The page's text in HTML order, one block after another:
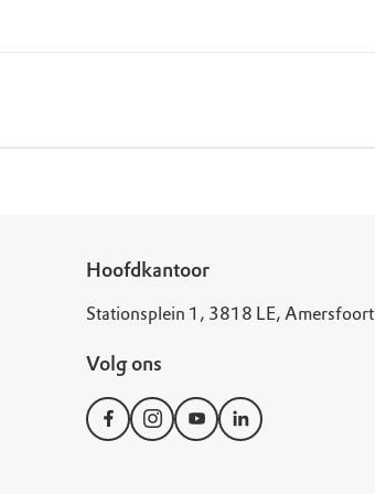
Hoofdkantoor
Stationsplein 1, 3818 LE, Amersfoort
Volg ons